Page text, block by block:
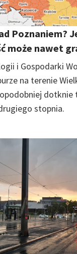
Poznaniem?
może nawet
i Gospodarki
na terenie
dotknie
stopnia.